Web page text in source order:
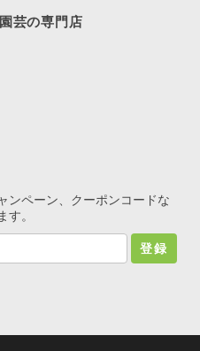
芸の専門店
ンペーン、クーポンコードな
す。
登録